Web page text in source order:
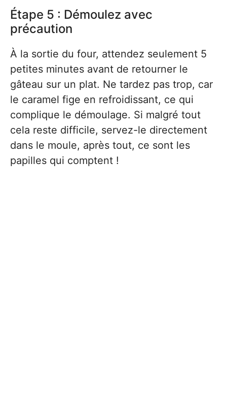
Étape 5 : Démoulez avec
précaution
À la sortie du four, attendez seulement 5
petites minutes avant de retourner le
gâteau sur un plat. Ne tardez pas trop, car
le caramel fige en refroidissant, ce qui
complique le démoulage. Si malgré tout
cela reste difficile, servez-le directement
dans le moule, après tout, ce sont les
papilles qui comptent !